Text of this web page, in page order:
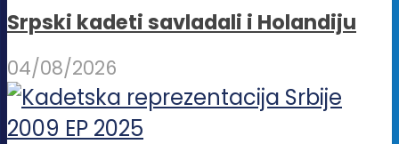
Srpski kadeti savladali i Holandiju
04/08/2026